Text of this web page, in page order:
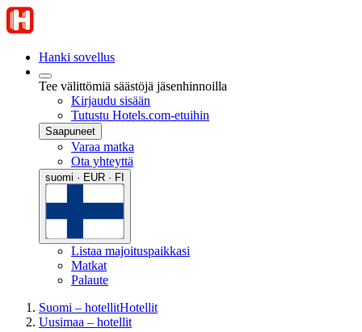
Hanki sovellus
Tee välittömiä säästöjä jäsenhinnoilla
Kirjaudu sisään
Tutustu Hotels.com-etuihin
Saapuneet
Varaa matka
Ota yhteyttä
suomi · EUR · FI
Listaa majoituspaikkasi
Matkat
Palaute
Suomi – hotellitHotellit
Uusimaa – hotellit